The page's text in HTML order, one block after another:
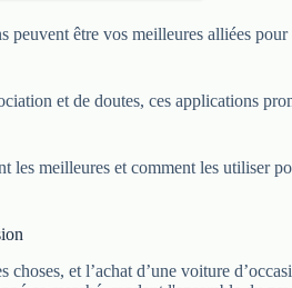
peuvent être vos meilleures alliées
et de doutes, ces applications
les meilleures et comment les utiliser
et l’achat d’une voiture